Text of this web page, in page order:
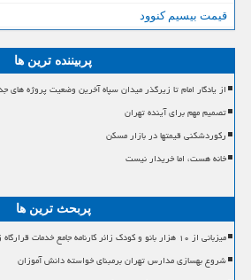
قیمت بیسیم کنوود
پربیننده ترین ها
از یادگار امام تا زیرگذر میدان سپاه آخرین وضعیت پروژه های
تصمیم مهم برای آینده تهران
رکوردشکنی قیمتها در بازار مسکن
خانه هست، اما خریدار نیست
پربحث ترین ها
میزبانی از ۱۰ هزار بانو و کودک زائر کارنامه جامع خدمات قرارگاه زینبیه
شروع بهسازی مدارس تهران برمبنای خواسته دانش آموزان